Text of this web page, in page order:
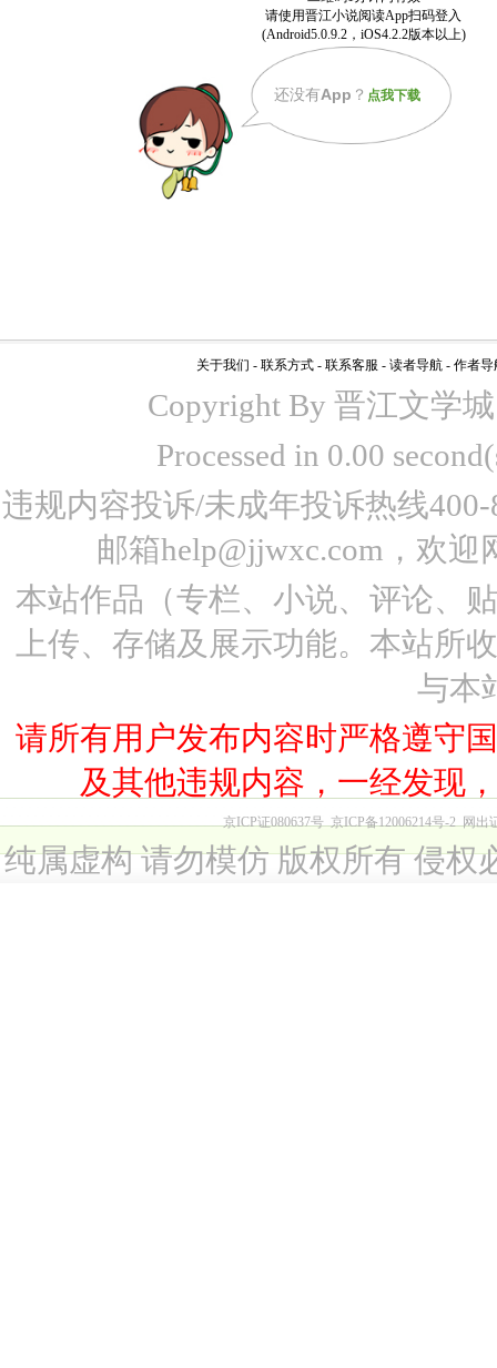
还没有App ？ 点我下载
关于我们 - 联系方式 - 联系客服 - 读者导航 - 作者导
Copyright By 晋江文学
Processed in 0.00
违规内容投诉/未成年投诉热线
邮箱help@jjwxc.com，欢
本站作品（专栏、小说、评论、
上传、存储及展示功能。本站所
与本
请所有用户发布内容时严格遵守
及其他违规内容，一经发现
京ICP证080637号 京ICP备12006214号-2 网出
纯属虚构 请勿模仿 版权所有 侵权